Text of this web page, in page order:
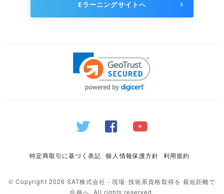
Eラーニングサイトへ
特定商取引に基づく表記 個人情報保護方針 利用規約
© Copyright 2026 SAT株式会社 - 現場･技術系資格取得を 最短距離で
合格へ. All rights reserved.